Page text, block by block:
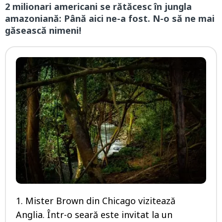
2 milionari americani se rătăcesc în jungla
amazoniană: Până aici ne-a fost. N-o să ne mai
găsească nimeni!
1. Mister Brown din Chicago vizitează
Anglia. Într-o seară este invitat la un